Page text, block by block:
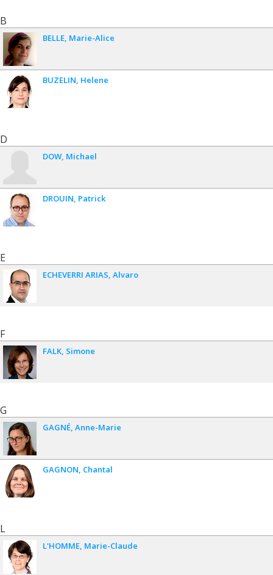
B
BELLE Marie-Alice
BUZELIN Helene
D
DOW Michael
DROUIN Patrick
E
ECHEVERRI ARIAS Alvaro
F
FALK Simone
G
GAGNÉ Anne-Marie
GAGNON Chantal
L
L'HOMME Marie-Claude